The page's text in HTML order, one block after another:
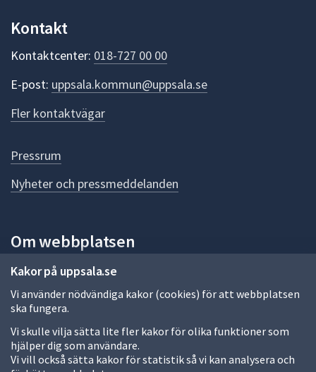
Kakor på uppsala.se
Vi använder nödvändiga kakor (cookies) för att webbplatsen
ska fungera.
Vi skulle vilja sätta lite fler kakor för olika funktioner som
hjälper dig som användare.
Vi vill också sätta kakor för statistik så vi kan analysera och
k
e
r
f
ö
r
e
n
n
a
d
a
Kontakt
Kontaktcenter: 018-727 00 00
E-post: uppsala.kommun@uppsala.se
Fler kontaktvägar
Pressrum
Nyheter och pressmeddelanden
Om webbplatsen
Om webbplatsen
Allmänna handlingar och diarium
Behandling av personuppgifter
Kakor